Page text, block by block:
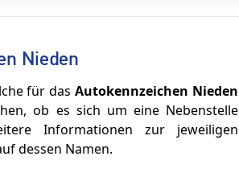
Nieden
für dasAutokennzeichen Nieden
ob es sich um eine Nebenstelle
Informationen zur jeweiligen
dessen Namen.